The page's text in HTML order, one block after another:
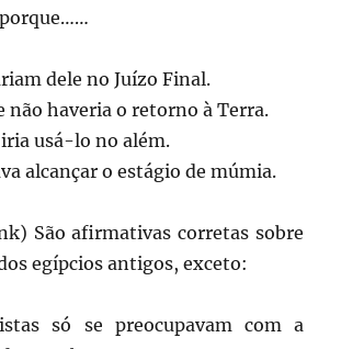
dele no Juízo Final.
não haveria o retorno à Terra.
usá-lo no além.
alcançar o estágio de múmia.
São afirmativas corretas sobre
egípcios antigos, exceto:
só se preocupavam com a